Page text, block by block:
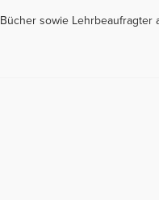
sowie Lehrbeaufragter